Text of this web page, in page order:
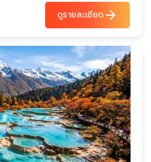
ดูรายละเอียดarrow_forward